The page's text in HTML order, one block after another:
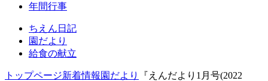
年間行事
ちえん日記
園だより
給食の献立
トップページ新着情報 園だより
『えんだより1月号(2022